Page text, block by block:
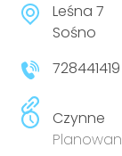
Leśna 7
Sośno
728441419
Czynne